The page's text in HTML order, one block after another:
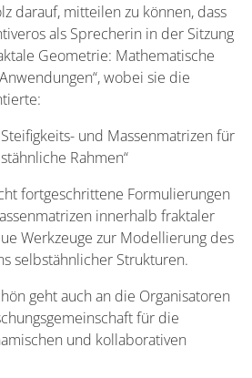
darauf, mitteilen zu können, dass
als Sprecherin in der Sitzung
Geometrie: Mathematische
wobei sie die
und Massenmatrizen für
Rahmen“
fortgeschrittene Formulierungen
innerhalb fraktaler
Werkzeuge zur Modellierung des
selbstähnlicher Strukturen.
geht auch an die Organisatoren
für die
und kollaborativen